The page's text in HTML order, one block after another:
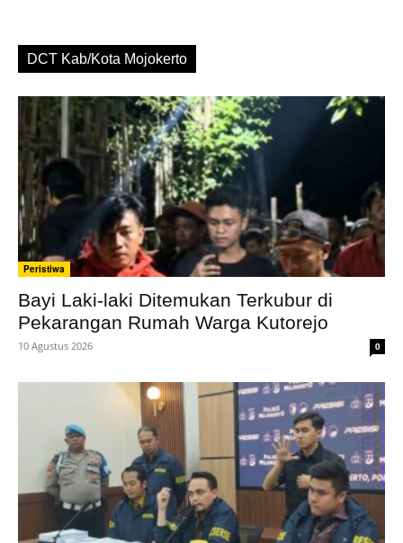
DCT Kab/Kota Mojokerto
Peristiwa
Bayi Laki-laki Ditemukan Terkubur di
Pekarangan Rumah Warga Kutorejo
10 Agustus 2026 0